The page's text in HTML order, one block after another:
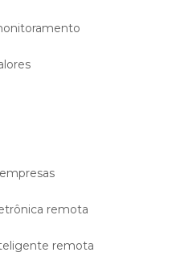
remota
remota